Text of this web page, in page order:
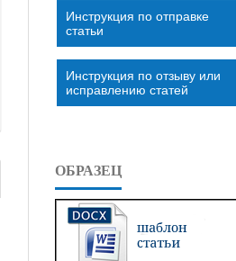
Инструкция по отправке
статьи
Инструкция по отзыву или
исправлению статей
ОБРАЗЕЦ